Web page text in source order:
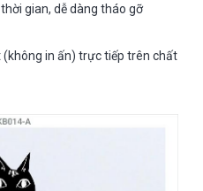
gian, dễ dàng tháo gỡ
in ấn) trực tiếp trên chất